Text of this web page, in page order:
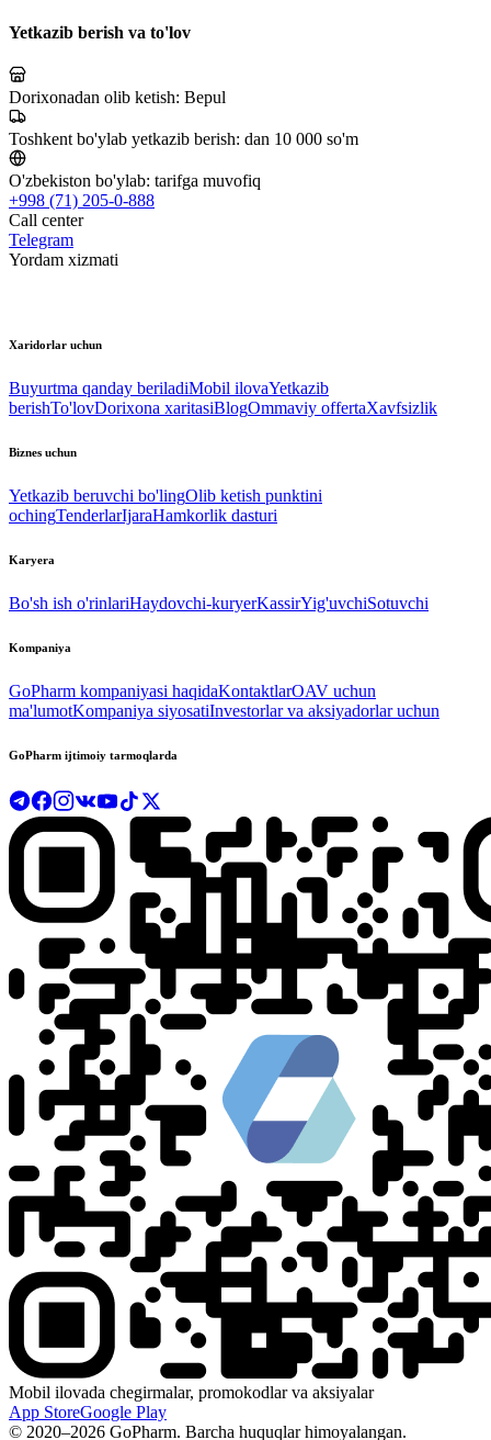
Yetkazib berish va to'lov
Dorixonadan olib ketish: Bepul
Toshkent bo'ylab yetkazib berish: dan 10 000 so'm
O'zbekiston bo'ylab: tarifga muvofiq
+998 (71) 205-0-888
Call center
Telegram
Yordam xizmati
Xaridorlar uchun
Buyurtma qanday beriladiMobil ilovaYetkazib
berishTo'lovDorixona xaritasiBlogOmmaviy offertaXavfsizlik
Biznes uchun
Yetkazib beruvchi bo'lingOlib ketish punktini
ochingTenderlarIjaraHamkorlik dasturi
Karyera
Bo'sh ish o'rinlariHaydovchi-kuryerKassirYig'uvchiSotuvchi
Kompaniya
GoPharm kompaniyasi haqidaKontaktlarOAV uchun
ma'lumotKompaniya siyosatiInvestorlar va aksiyadorlar uchun
GoPharm ijtimoiy tarmoqlarda
Mobil ilovada chegirmalar, promokodlar va aksiyalar
App StoreGoogle Play
© 2020–2026 GoPharm. Barcha huquqlar himoyalangan.